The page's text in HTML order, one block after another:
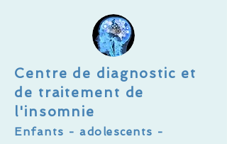
Centre de diagnostic et
de traitement de
l'insomnie
Enfants - adolescents -